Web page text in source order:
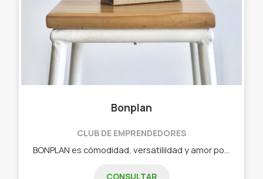
Bonplan
CLUB DE EMPRENDEDORES
CONSULTAR